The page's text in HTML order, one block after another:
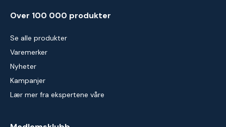
Over 100 000 produkter
Se alle produkter
Varemerker
Nyheter
Kampanjer
Lær mer fra ekspertene våre